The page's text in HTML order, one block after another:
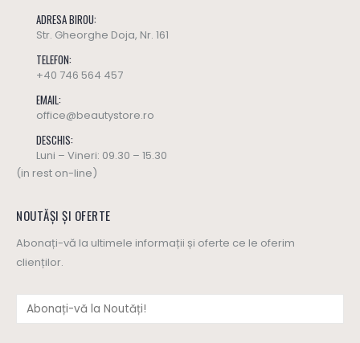
ADRESA BIROU:
Str. Gheorghe Doja, Nr. 161
TELEFON:
+40 746 564 457
EMAIL:
office@beautystore.ro
DESCHIS:
Luni – Vineri: 09.30 – 15.30
(in rest on-line)
NOUTĂȘI ȘI OFERTE
Abonați-vă la ultimele informații și oferte ce le oferim
clienților.